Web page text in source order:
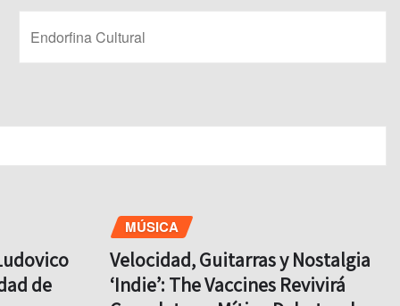
Endorfina Cultural
de
MÚSICA
Velocidad, Guitarras y Nostalgia
‘Indie’: The Vaccines Revivirá